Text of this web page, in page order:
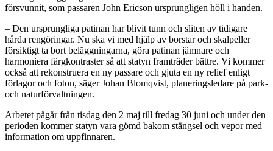
försvunnit, som passaren John Ericson ursprungligen höll i handen.
– Den ursprungliga patinan har blivit tunn och sliten av tidigare
hårda rengöringar. Nu ska vi med hjälp av borstar och skalpeller
försiktigt ta bort beläggningarna, göra patinan jämnare och
harmoniera färgkontraster så att statyn framträder bättre. Vi kommer
också att rekonstruera en ny passare och gjuta en ny relief enligt
förlagor och foton, säger Johan Blomqvist, planeringsledare på park-
och naturförvaltningen.
Arbetet pågår från tisdag den 2 maj till fredag 30 juni och under den
perioden kommer statyn vara gömd bakom stängsel och vepor med
information om uppfinnaren.